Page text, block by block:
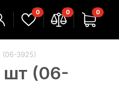
0 0 0
(06-3925)
шт (06-